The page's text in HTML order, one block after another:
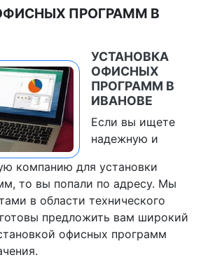
ПРОГРАММ В
УСТАНОВКА
ОФИСНЫХ
ПРОГРАММ В
ИВАНОВЕ
Если вы ищете
надежную и
компанию для установки
то вы попали по адресу. Мы
в области технического
предложить вам широкий
офисных программ